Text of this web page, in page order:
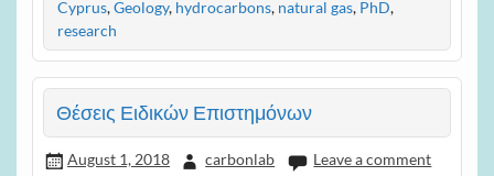
Cyprus,Geology, hydrocarbons, natural gas, PhD,
research
Θέσεις Ειδικών Επιστημόνων
August 1, 2018 carbonlab Leave a comment